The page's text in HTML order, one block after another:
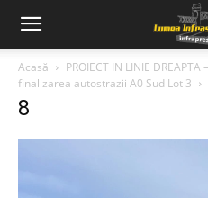
Acasă
PROIECT IN LINIE
finalizarea autostrazii A0 Sud Lot 3
8